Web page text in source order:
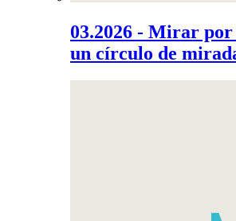
03.2026 - Mirar
un círculo de